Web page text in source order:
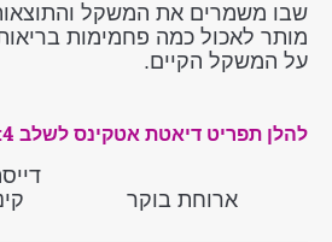
שבו משמרים את המשקל
מותר לאכול כמה פחמימות
על המשקל הקיים.
להלן תפריט דיאטת אטקינס לשלב 4:
ארוחת בוקר